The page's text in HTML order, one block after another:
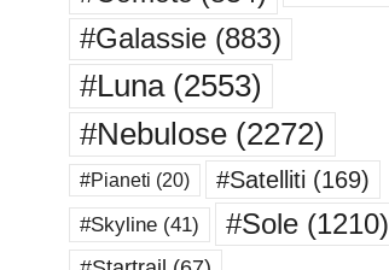
#Galassie(883)
#Luna(2553)
#Nebulose(2272)
#Pianeti (20) #Satelliti (169)
#Skyline(41) #Sole(1210)